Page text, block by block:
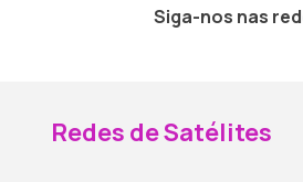
Siga-nos nas
Redes de Satélites